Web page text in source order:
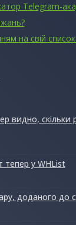
Telegram-
на свій
видно, скільки
тепер у WHList
доданого до